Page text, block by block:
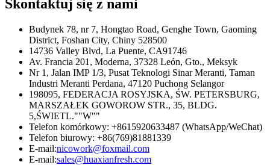
Skontaktuj się z nami
Budynek 78, nr 7, Hongtao Road, Genghe Town, Gaoming
District, Foshan City, Chiny 528500
14736 Valley Blvd, La Puente, CA91746
Av. Francia 201, Moderna, 37328 León, Gto., Meksyk
Nr 1, Jalan IMP 1/3, Pusat Teknologi Sinar Meranti, Taman
Industri Meranti Perdana, 47120 Puchong Selangor
198095, FEDERACJA ROSYJSKA, ŚW. PETERSBURG,
MARSZAŁEK GOWOROW STR., 35, BLDG.
5,ŚWIETL.""W""
Telefon komórkowy: +8615920633487 (WhatsApp/WeChat)
Telefon biurowy: +86(769)81881339
E-mail:nicowork@foxmail.com
E-mail:sales@huaxianfresh.com